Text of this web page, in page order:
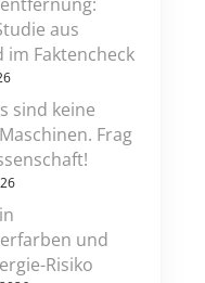
aus
im Faktencheck
sind keine
Frag
und
Risiko